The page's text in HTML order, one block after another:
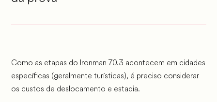
Como as etapas do Ironman 70.3 acontecem em cidades
específicas (geralmente turísticas), é preciso considerar
os custos de deslocamento e estadia.